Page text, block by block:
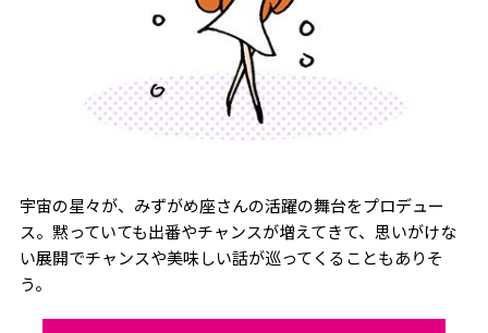
宇宙の星々が、みずがめ座さんの活躍の舞台をプロデュー
ス。黙っていても出番やチャンスが増えてきて、思いがけな
い展開でチャンスや美味しい話が巡ってくることもありそ
う。